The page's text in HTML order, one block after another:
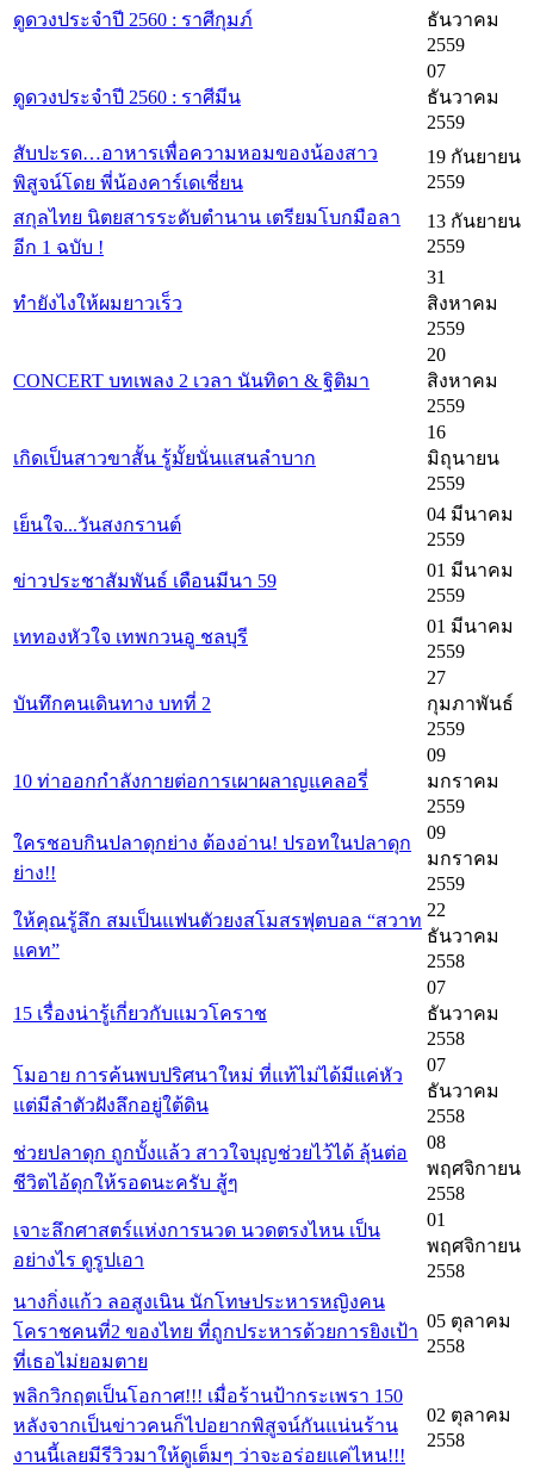
ดูดวงประจำปี 2560 : ราศีกุมภ์
ธันวาคม
2559
ดูดวงประจำปี 2560 : ราศีมีน
07
ธันวาคม
2559
สับปะรด…อาหารเพื่อความหอมของน้องสาว
พิสูจน์โดย พี่น้องคาร์เดเชี่ยน
19 กันยายน
2559
สกุลไทย นิตยสารระดับตำนาน เตรียมโบกมือลา
อีก 1 ฉบับ !
13 กันยายน
2559
ทำยังไงให้ผมยาวเร็ว
31
สิงหาคม
2559
CONCERT บทเพลง 2 เวลา นันทิดา & ฐิติมา
20
สิงหาคม
2559
เกิดเป็นสาวขาสั้น รู้มั้ยนั่นแสนลำบาก
16
มิถุนายน
2559
เย็นใจ...วันสงกรานต์
04 มีนาคม
2559
ข่าวประชาสัมพันธ์ เดือนมีนา 59
01 มีนาคม
2559
เททองหัวใจ เทพกวนอู ชลบุรี
01 มีนาคม
2559
บันทึกฅนเดินทาง บทที่ 2
27
กุมภาพันธ์
2559
10 ท่าออกกำลังกายต่อการเผาผลาญแคลอรี่
09
มกราคม
2559
ใครชอบกินปลาดุกย่าง ต้องอ่าน! ปรอทในปลาดุก
ย่าง!!
09
มกราคม
2559
ให้คุณรู้ลึก สมเป็นแฟนตัวยงสโมสรฟุตบอล “สวาท
แคท”
22
ธันวาคม
2558
15 เรื่องน่ารู้เกี่ยวกับแมวโคราช
07
ธันวาคม
2558
โมอาย การค้นพบปริศนาใหม่ ที่แท้ไม่ได้มีแค่หัว
แต่มีลำตัวฝังลึกอยู่ใต้ดิน
07
ธันวาคม
2558
ช่วยปลาดุก ถูกบั้งแล้ว สาวใจบุญช่วยไว้ได้ ลุ้นต่อ
ชีวิตไอ้ดุกให้รอดนะครับ สู้ๆ
08
พฤศจิกายน
2558
เจาะลึกศาสตร์แห่งการนวด นวดตรงไหน เป็น
อย่างไร ดูรูปเอา
01
พฤศจิกายน
2558
นางกิ่งแก้ว ลอสูงเนิน นักโทษประหารหญิงคน
โคราชคนที่2 ของไทย ที่ถูกประหารด้วยการยิงเป้า
ที่เธอไม่ยอมตาย
05 ตุลาคม
2558
พลิกวิกฤตเป็นโอกาศ!!! เมื่อร้านป้ากระเพรา 150
หลังจากเป็นข่าวคนก็ไปอยากพิสูจน์กันแน่นร้าน
งานนี้เลยมีรีวิวมาให้ดูเต็มๆ ว่าจะอร่อยแค่ไหน!!!
02 ตุลาคม
2558